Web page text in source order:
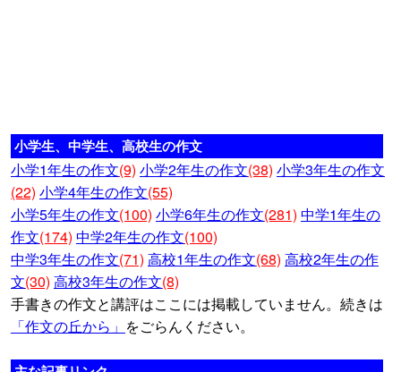
小学生、中学生、高校生の作文
小学1年生の作文(9) 小学2年生の作文(38) 小学3年生の作文
(22) 小学4年生の作文(55)
小学5年生の作文(100) 小学6年生の作文(281) 中学1年生の
作文(174) 中学2年生の作文(100)
中学3年生の作文(71) 高校1年生の作文(68) 高校2年生の作
文(30) 高校3年生の作文(8)
手書きの作文と講評はここには掲載していません。続きは
「作文の丘から」 をごらんください。